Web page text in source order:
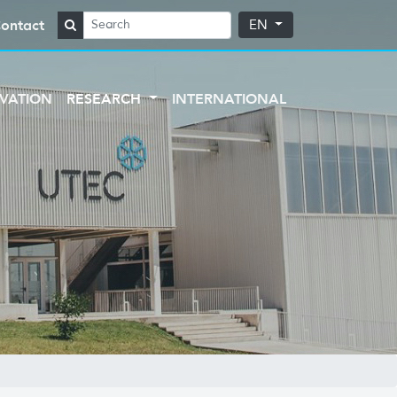
EN
RESEARCH INTERNATIONAL